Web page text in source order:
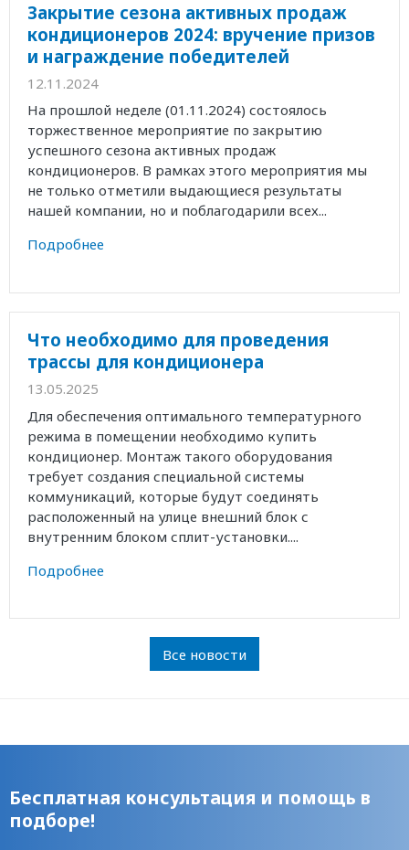
Закрытие сезона активных продаж
кондиционеров 2024: вручение призов
и награждение победителей
12.11.2024
На прошлой неделе (01.11.2024) состоялось
торжественное мероприятие по закрытию
успешного сезона активных продаж
кондиционеров. В рамках этого мероприятия мы
не только отметили выдающиеся результаты
нашей компании, но и поблагодарили всех...
Подробнее
Что необходимо для проведения
трассы для кондиционера
13.05.2025
Для обеспечения оптимального температурного
режима в помещении необходимо купить
кондиционер. Монтаж такого оборудования
требует создания специальной системы
коммуникаций, которые будут соединять
расположенный на улице внешний блок с
внутренним блоком сплит-установки....
Подробнее
Все новости
Бесплатная консультация и помощь в
подборе!